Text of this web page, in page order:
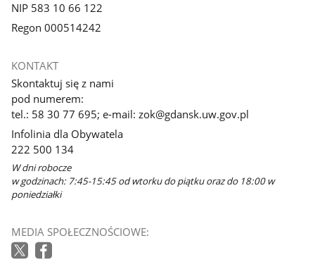
NIP 583 10 66 122
Regon 000514242
KONTAKT
Skontaktuj się z nami
pod numerem:
tel.: 58 30 77 695; e-mail: zok@gdansk.uw.gov.pl
Infolinia dla Obywatela
222 500 134
W dni robocze
w godzinach: 7:45-15:45 od wtorku do piątku oraz do 18:00 w
poniedziałki
MEDIA SPOŁECZNOŚCIOWE: